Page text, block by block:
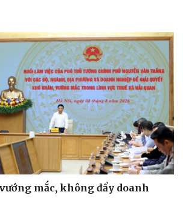
mắc, không đẩy doanh